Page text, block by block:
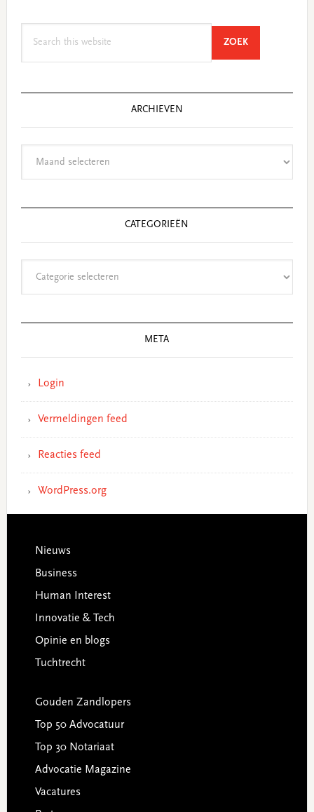
ZOEKSEARCH
ARCHIEVEN
CATEGORIEËN
META
Login
Vermeldingen feed
Reacties feed
WordPress.org
Footer
Nieuws
Business
Human Interest
Innovatie & Tech
Opinie en blogs
Tuchtrecht
Gouden Zandlopers
Top 50 Advocatuur
Top 30 Notariaat
Advocatie Magazine
Vacatures